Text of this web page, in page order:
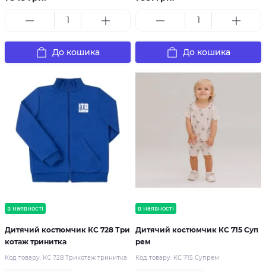
До кошика До кошика
в наявності
Дитячий костюмчик КС 728 Три
котаж тринитка
Код товару: КС 728 Трикотаж тринитка
в наявності
Дитячий костюмчик КС 715 Суп
рем
Код товару: КС 715 Супрем